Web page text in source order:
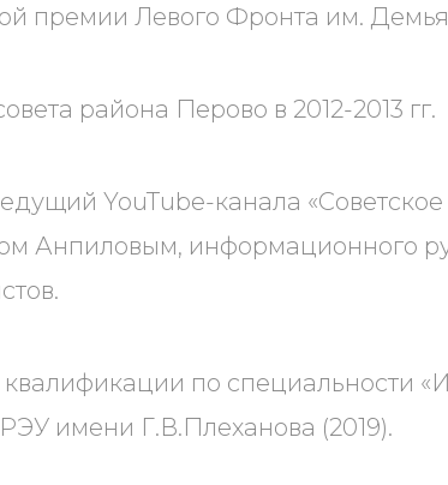
премии Левого Фронта им.
района Перово в 2012-2013 гг.
YouTube-канала
Анпиловым, информационного
по специальности
имени Г.В.Плеханова (2019).